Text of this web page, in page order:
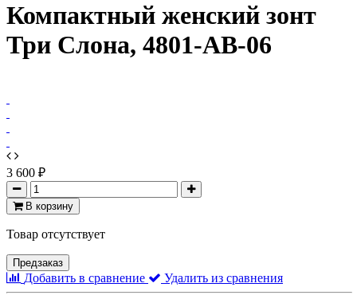
Компактный женский зонт
Три Слона, 4801-AB-06
3 600 ₽
В корзину
Товар отсутствует
Предзаказ
Добавить в сравнение Удалить из сравнения